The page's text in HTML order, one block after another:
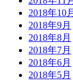
2018年10月
2018年9月
2018年8月
2018年7月
2018年6月
2018年5月